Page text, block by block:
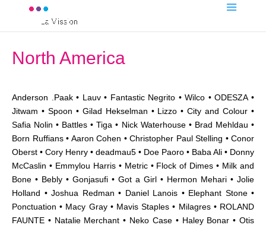
North America
Anderson .Paak • Lauv • Fantastic Negrito • Wilco • ODESZA •
Jitwam • Spoon • Gilad Hekselman • Lizzo • City and Colour •
Safia Nolin • Battles • Tiga • Nick Waterhouse • Brad Mehldau •
Born Ruffians • Aaron Cohen • Christopher Paul Stelling • Conor
Oberst • Cory Henry • deadmau5 • Doe Paoro • Baba Ali • Donny
McCaslin • Emmylou Harris • Metric • Flock of Dimes • Milk and
Bone • Bebly • Gonjasufi • Got a Girl • Hermon Mehari • Jolie
Holland • Joshua Redman • Daniel Lanois • Elephant Stone •
Ponctuation • Macy Gray • Mavis Staples • Milagres • ROLAND
FAUNTE • Natalie Merchant • Neko Case • Haley Bonar • Otis